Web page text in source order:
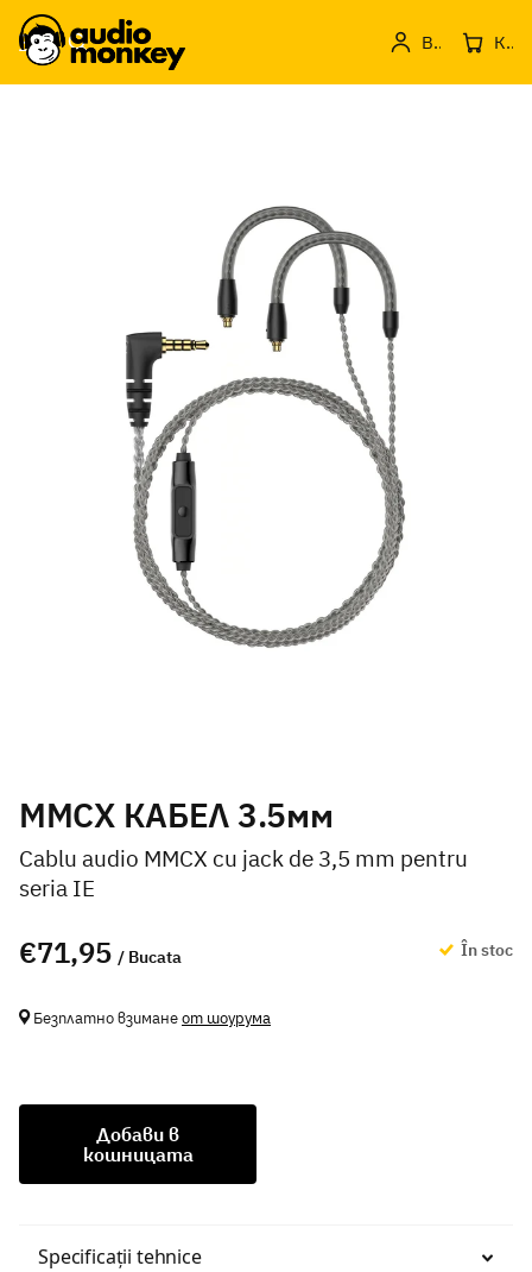
Вход Кошница с продукти
MMCX КАБЕЛ 3.5мм
Cablu audio MMCX cu jack de 3,5 mm pentru
seria IE
€71,95 / Bucata În stoc
Безплатно взиманеот шоурума
Добави в
кошницата
Specificații tehnice